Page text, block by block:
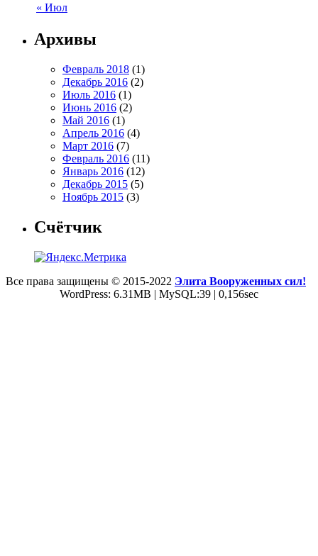
« Июл
Архивы
Февраль 2018 (1)
Декабрь 2016 (2)
Июль 2016 (1)
Июнь 2016 (2)
Май 2016 (1)
Апрель 2016 (4)
Март 2016 (7)
Февраль 2016 (11)
Январь 2016 (12)
Декабрь 2015 (5)
Ноябрь 2015 (3)
Счётчик
Все права защищены © 2015-2022 Элита Вооруженных сил!
WordPress: 6.31MB | MySQL:39 | 0,156sec